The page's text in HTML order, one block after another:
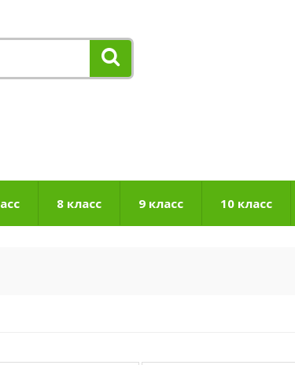
8 класс 9 класс 10 класс